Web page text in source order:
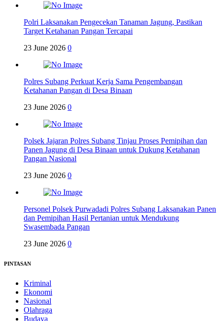
Polri Laksanakan Pengecekan Tanaman Jagung, Pastikan
Target Ketahanan Pangan Tercapai
23 June 2026 0
Polres Subang Perkuat Kerja Sama Pengembangan
Ketahanan Pangan di Desa Binaan
23 June 2026 0
Polsek Jajaran Polres Subang Tinjau Proses Pemipihan dan
Panen Jagung di Desa Binaan untuk Dukung Ketahanan
Pangan Nasional
23 June 2026 0
Personel Polsek Purwadadi Polres Subang Laksanakan Panen
dan Pemipihan Hasil Pertanian untuk Mendukung
Swasembada Pangan
23 June 2026 0
PINTASAN
Kriminal
Ekonomi
Nasional
Olahraga
Budaya